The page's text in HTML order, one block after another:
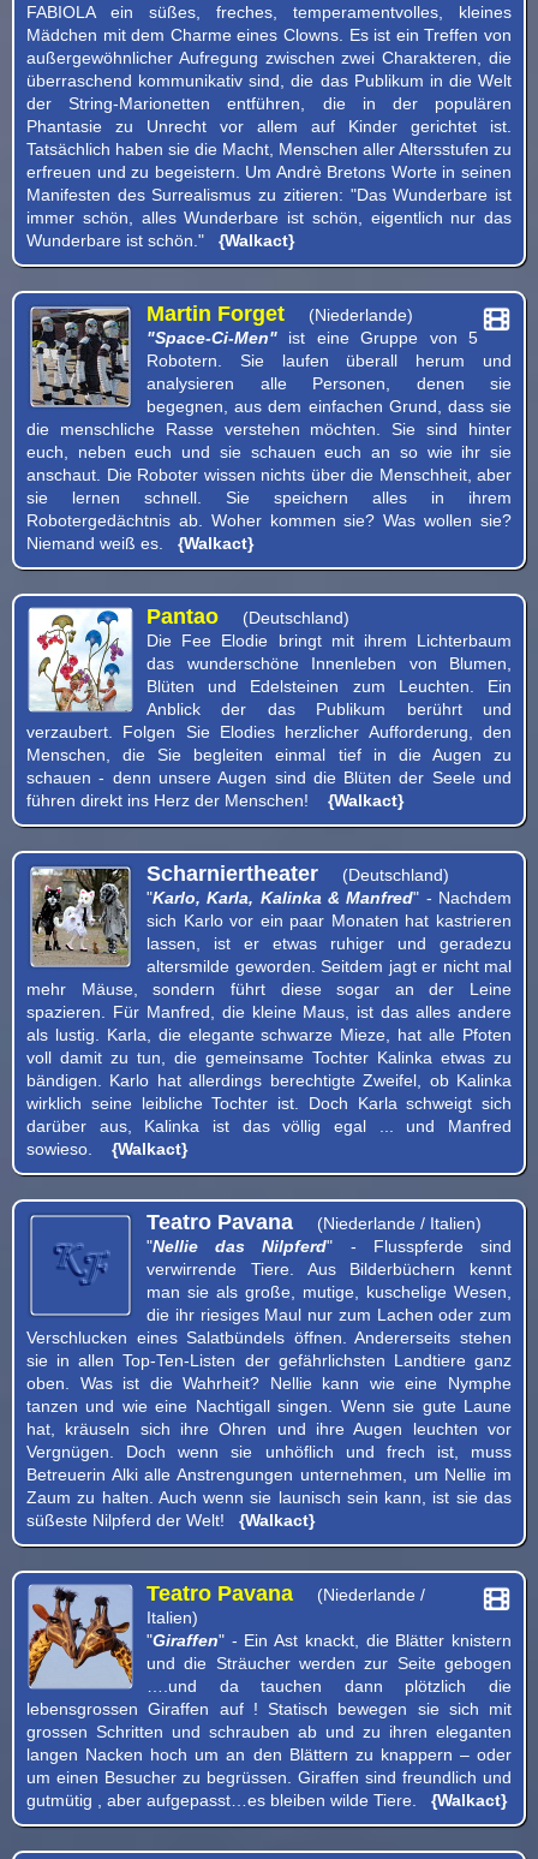
FABIOLA ein süßes, freches, temperamentvolles, kleines
Mädchen mit dem Charme eines Clowns. Es ist ein Treffen von
außergewöhnlicher Aufregung zwischen zwei Charakteren, die
überraschend kommunikativ sind, die das Publikum in die Welt
der String-Marionetten entführen, die in der populären
Phantasie zu Unrecht vor allem auf Kinder gerichtet ist.
Tatsächlich haben sie die Macht, Menschen aller Altersstufen zu
erfreuen und zu begeistern. Um Andrè Bretons Worte in seinen
Manifesten des Surrealismus zu zitieren: "Das Wunderbare ist
immer schön, alles Wunderbare ist schön, eigentlich nur das
Wunderbare ist schön." {Walkact}
Martin Forget
(Niederlande)
"Space-Ci-Men" ist eine Gruppe von 5
Robotern. Sie laufen überall herum und
analysieren alle Personen, denen sie
begegnen, aus dem einfachen Grund, dass sie
die menschliche Rasse verstehen möchten. Sie sind hinter
euch, neben euch und sie schauen euch an so wie ihr sie
anschaut. Die Roboter wissen nichts über die Menschheit, aber
sie lernen schnell. Sie speichern alles in ihrem
Robotergedächtnis ab. Woher kommen sie? Was wollen sie?
Niemand weiß es. {Walkact}
Pantao
(Deutschland)
Die Fee Elodie bringt mit ihrem Lichterbaum
das wunderschöne Innenleben von Blumen,
Blüten und Edelsteinen zum Leuchten. Ein
Anblick der das Publikum berührt und
verzaubert. Folgen Sie Elodies herzlicher Aufforderung, den
Menschen, die Sie begleiten einmal tief in die Augen zu
schauen - denn unsere Augen sind die Blüten der Seele und
führen direkt ins Herz der Menschen! {Walkact}
Scharniertheater
(Deutschland)
"Karlo, Karla, Kalinka & Manfred" - Nachdem
sich Karlo vor ein paar Monaten hat kastrieren
lassen, ist er etwas ruhiger und geradezu
altersmilde geworden. Seitdem jagt er nicht mal
mehr Mäuse, sondern führt diese sogar an der Leine
spazieren. Für Manfred, die kleine Maus, ist das alles andere
als lustig. Karla, die elegante schwarze Mieze, hat alle Pfoten
voll damit zu tun, die gemeinsame Tochter Kalinka etwas zu
bändigen. Karlo hat allerdings berechtigte Zweifel, ob Kalinka
wirklich seine leibliche Tochter ist. Doch Karla schweigt sich
darüber aus, Kalinka ist das völlig egal ... und Manfred
sowieso. {Walkact}
Teatro Pavana
(Niederlande / Italien)
"Nellie das Nilpferd" - Flusspferde sind
verwirrende Tiere. Aus Bilderbüchern kennt
man sie als große, mutige, kuschelige Wesen,
die ihr riesiges Maul nur zum Lachen oder zum
Verschlucken eines Salatbündels öffnen. Andererseits stehen
sie in allen Top-Ten-Listen der gefährlichsten Landtiere ganz
oben. Was ist die Wahrheit? Nellie kann wie eine Nymphe
tanzen und wie eine Nachtigall singen. Wenn sie gute Laune
hat, kräuseln sich ihre Ohren und ihre Augen leuchten vor
Vergnügen. Doch wenn sie unhöflich und frech ist, muss
Betreuerin Alki alle Anstrengungen unternehmen, um Nellie im
Zaum zu halten. Auch wenn sie launisch sein kann, ist sie das
süßeste Nilpferd der Welt! {Walkact}
Teatro Pavana
(Niederlande /
Italien)
"Giraffen" - Ein Ast knackt, die Blätter knistern
und die Sträucher werden zur Seite gebogen
….und da tauchen dann plötzlich die
lebensgrossen Giraffen auf ! Statisch bewegen sie sich mit
grossen Schritten und schrauben ab und zu ihren eleganten
langen Nacken hoch um an den Blättern zu knappern – oder
um einen Besucher zu begrüssen. Giraffen sind freundlich und
gutmütig , aber aufgepasst…es bleiben wilde Tiere. {Walkact}